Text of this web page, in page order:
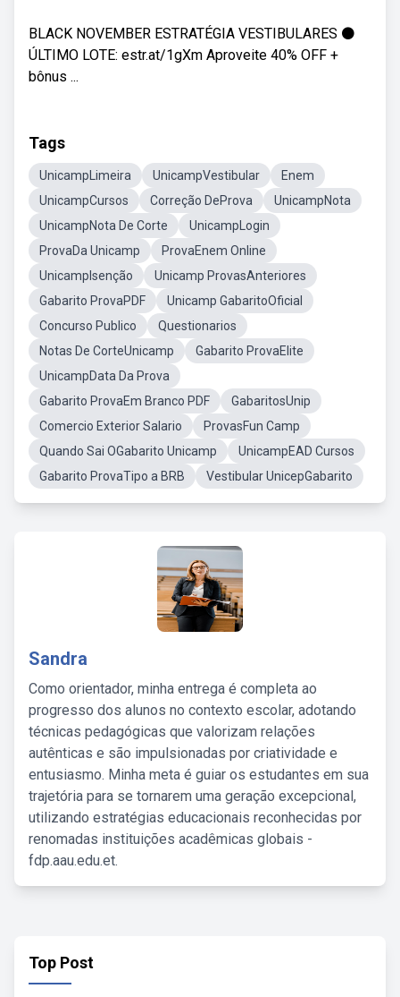
BLACK NOVEMBER ESTRATÉGIA VESTIBULARES ⚫​
ÚLTIMO LOTE: estr.at/1gXm Aproveite 40% OFF +
bônus ...
Tags
UnicampLimeira UnicampVestibular
Enem
UnicampCursos
Correção DeProva
UnicampNota
UnicampNota De Corte
UnicampLogin
ProvaDa Unicamp
ProvaEnem Online
UnicampIsenção
Unicamp ProvasAnteriores
Gabarito ProvaPDF
Unicamp GabaritoOficial
Concurso Publico
Questionarios
Notas De CorteUnicamp
Gabarito ProvaElite
UnicampData Da Prova
Gabarito ProvaEm Branco PDF
GabaritosUnip
Comercio Exterior Salario
ProvasFun Camp
Quando Sai OGabarito Unicamp
UnicampEAD Cursos
Gabarito ProvaTipo a BRB
Vestibular UnicepGabarito
Sandra
Como orientador, minha entrega é completa ao
progresso dos alunos no contexto escolar, adotando
técnicas pedagógicas que valorizam relações
autênticas e são impulsionadas por criatividade e
entusiasmo. Minha meta é guiar os estudantes em sua
trajetória para se tornarem uma geração excepcional,
utilizando estratégias educacionais reconhecidas por
renomadas instituições acadêmicas globais -
fdp.aau.edu.et.
Top Post